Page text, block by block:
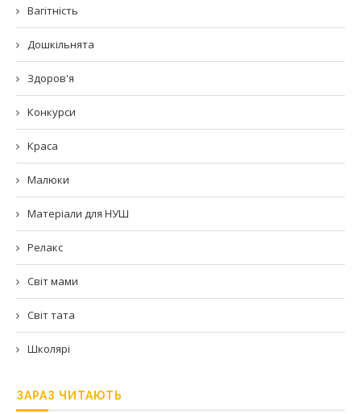
Вагітність
Дошкільнята
Здоров'я
Конкурси
Краса
Малюки
Матеріали для НУШ
Релакс
Світ мами
Світ тата
Школярі
ЗАРАЗ ЧИТАЮТЬ